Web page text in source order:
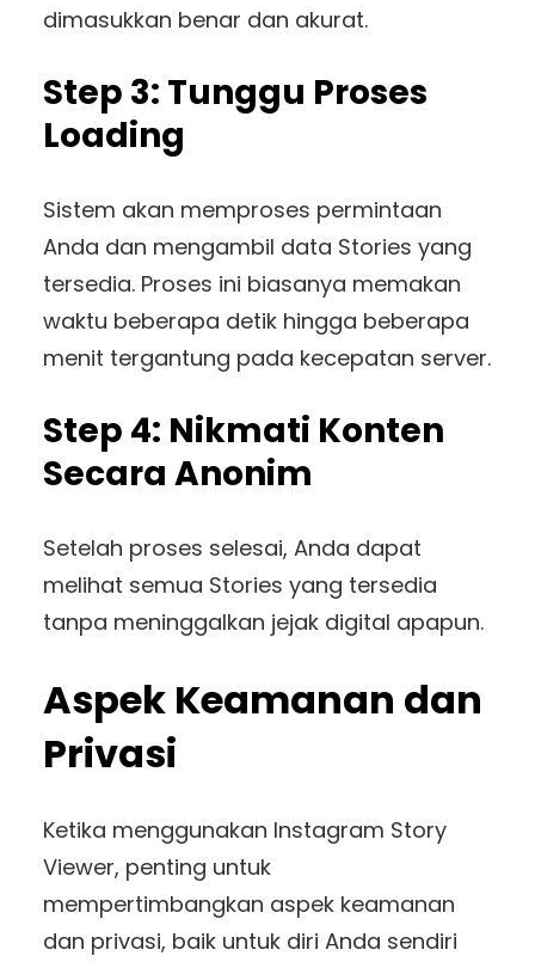
dimasukkan benar dan akurat.
Step 3: Tunggu Proses
Loading
Sistem akan memproses permintaan
Anda dan mengambil data Stories yang
tersedia. Proses ini biasanya memakan
waktu beberapa detik hingga beberapa
menit tergantung pada kecepatan server.
Step 4: Nikmati Konten
Secara Anonim
Setelah proses selesai, Anda dapat
melihat semua Stories yang tersedia
tanpa meninggalkan jejak digital apapun.
Aspek Keamanan dan
Privasi
Ketika menggunakan Instagram Story
Viewer, penting untuk
mempertimbangkan aspek keamanan
dan privasi, baik untuk diri Anda sendiri